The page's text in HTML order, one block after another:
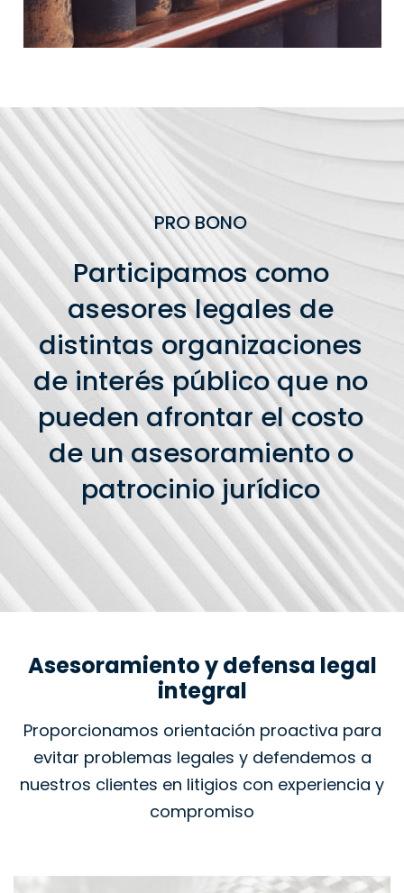
PRO BONO
Participamos como
asesores legales de
distintas organizaciones
de interés público que no
pueden afrontar el costo
de un asesoramiento o
patrocinio jurídico
Asesoramiento y defensa legal
integral
Proporcionamos orientación proactiva para
evitar problemas legales y defendemos a
nuestros clientes en litigios con experiencia y
compromiso